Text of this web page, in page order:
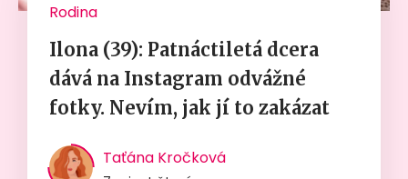
Rodina
Ilona (39): Patnáctiletá dcera
dává na Instagram odvážné
fotky. Nevím, jak jí to zakázat
Taťána Kročková